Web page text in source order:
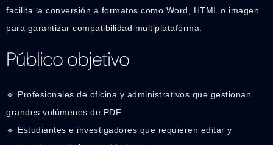
facilita la conversión a formatos como Word, HTML o imagen
para garantizar compatibilidad multiplataforma.
Público objetivo
🔹 Profesionales de oficina y administrativos que gestionan
grandes volúmenes de PDF.
🔹 Estudiantes e investigadores que requieren editar y